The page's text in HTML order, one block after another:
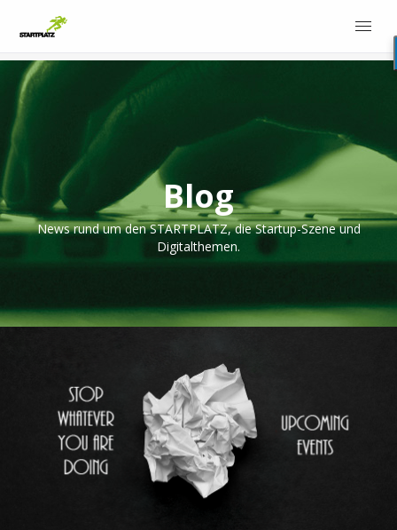
Blog
News rund um den STARTPLATZ, die Startup-Szene und
Digitalthemen.